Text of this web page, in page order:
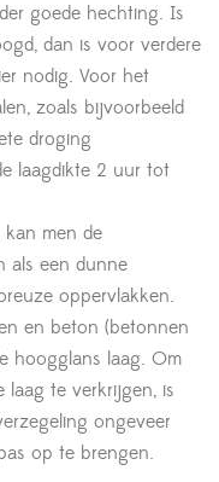
goede hechting. Is
dan is voor verdere
nodig. Voor het
zoals bijvoorbeeld
droging
laagdikte 2 uur tot
men de
als een dunne
oppervlakken.
en beton (betonnen
hoogglans laag. Om
laag te verkrijgen, is
ongeveer
op te brengen.